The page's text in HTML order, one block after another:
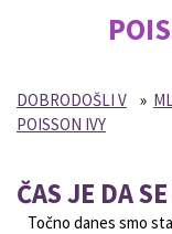
content
DOBRODOŠLI V
POISSON IVY
»
ČAS JE DA
Točno danes smo